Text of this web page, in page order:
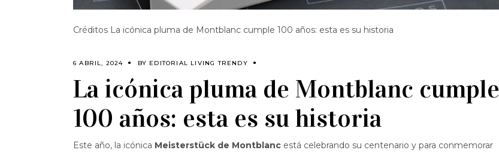
Créditos La icónica pluma de Montblanc cumple 100 años: esta es su historia
6 ABRIL, 2024 BY EDITORIAL LIVING TRENDY
La icónica pluma de Montblanc cumple
100 años: esta es su historia
Este año, la icónica Meisterstück de Montblanc está celebrando su centenario y para conmemorar